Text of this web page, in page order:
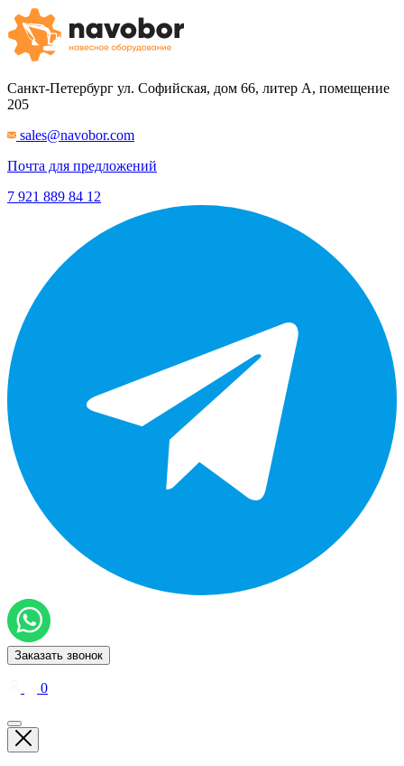
Санкт-Петербург ул. Софийская, дом 66, литер А, помещение
205
sales@navobor.com
Почта для предложений
7 921 889 84 12
Заказать звонок
0